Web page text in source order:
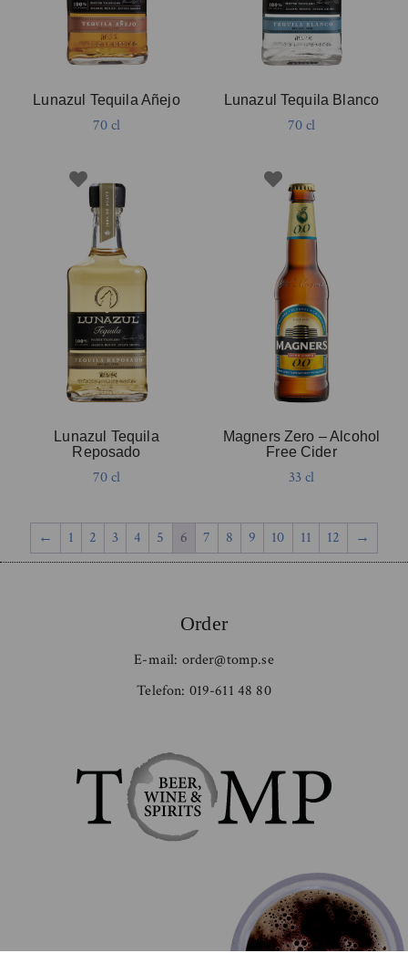
Lunazul Tequila Añejo
70 cl
Lunazul Tequila Blanco
70 cl
Lunazul Tequila
Reposado
70 cl
Magners Zero – Alcohol
Free Cider
33 cl
← 1 2 3 4 5 6 7 8 9 10 11 12 →
Order
E-mail: order@tomp.se
Telefon: 019-611 48 80